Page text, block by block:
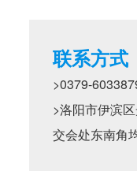
联系方式
>0379-
>洛阳市伊滨
交会处东南角